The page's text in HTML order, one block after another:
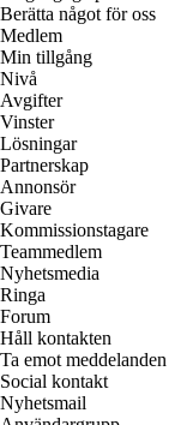
Berätta något för oss
Medlem
Min tillgång
Nivå
Avgifter
Vinster
Lösningar
Partnerskap
Annonsör
Givare
Kommissionstagare
Teammedlem
Nyhetsmedia
Ringa
Forum
Håll kontakten
Ta emot meddelanden
Social kontakt
Nyhetsmail